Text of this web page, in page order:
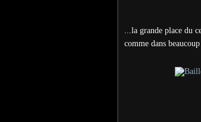
...la grande place du
comme dans